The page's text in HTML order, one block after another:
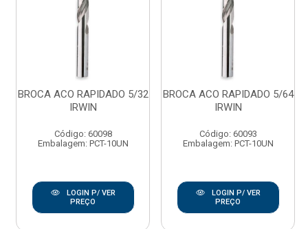
BROCA ACO RAPIDADO 5/32
IRWIN
Código: 60098
Embalagem: PCT-10UN
LOGIN P/ VER
PREÇO
BROCA ACO RAPIDADO 5/64
IRWIN
Código: 60093
Embalagem: PCT-10UN
LOGIN P/ VER
PREÇO